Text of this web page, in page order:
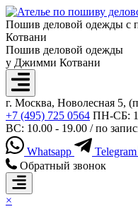
Пошив деловой одежды с
Котвани
Пошив деловой одежды
у Джимми Котвани
г. Москва, Новолесная 5,
+7 (495) 725 0564 ПН-СБ:
ВС: 10.00 - 19.00 / по
Whatsapp
Telegram
Обратный звонок
×